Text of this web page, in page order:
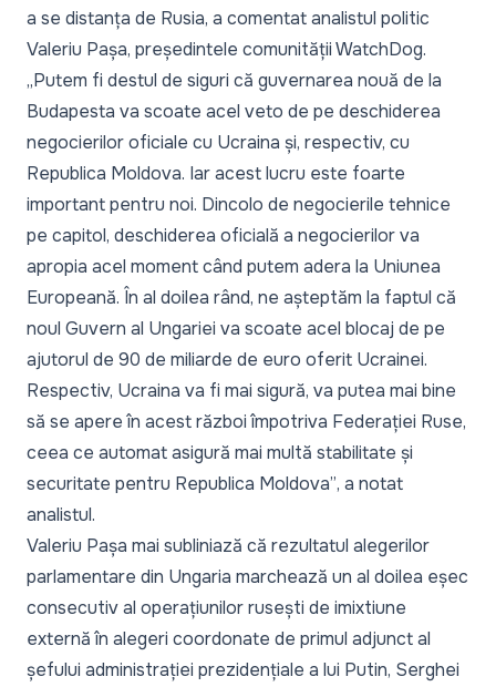
a se distanța de Rusia, a comentat analistul politic
Valeriu Pașa, președintele comunității WatchDog.
„Putem fi destul de siguri că guvernarea nouă de la
Budapesta va scoate acel veto de pe deschiderea
negocierilor oficiale cu Ucraina și, respectiv, cu
Republica Moldova. Iar acest lucru este foarte
important pentru noi. Dincolo de negocierile tehnice
pe capitol, deschiderea oficială a negocierilor va
apropia acel moment când putem adera la Uniunea
Europeană. În al doilea rând, ne așteptăm la faptul că
noul Guvern al Ungariei va scoate acel blocaj de pe
ajutorul de 90 de miliarde de euro oferit Ucrainei.
Respectiv, Ucraina va fi mai sigură, va putea mai bine
să se apere în acest război împotriva Federației Ruse,
ceea ce automat asigură mai multă stabilitate și
securitate pentru Republica Moldova”, a notat
analistul.
Valeriu Pașa mai subliniază că rezultatul alegerilor
parlamentare din Ungaria marchează un al doilea eșec
consecutiv al operațiunilor rusești de imixtiune
externă în alegeri coordonate de primul adjunct al
șefului administrației prezidențiale a lui Putin, Serghei